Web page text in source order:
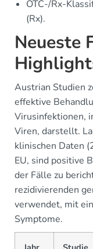
OTC-/Rx-
(Rx).
Neueste
Austrian Studien
effektive
Virusinfektionen,
Viren, darstellt.
klinischen Daten
EU, sind positive
der Fälle zu
rezidivierenden
verwendet, mit
Symptome.